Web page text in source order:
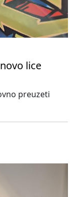
lice
preuzeti